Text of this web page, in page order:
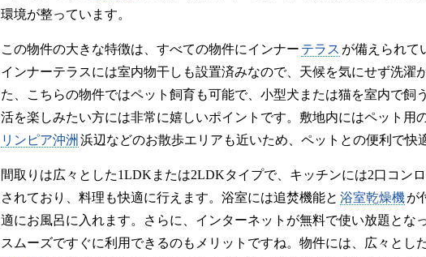
環境が整っています。
この物件の大きな特徴は、すべての物件にインナー テラス が備えられて
インナーテラスには室内物干しも設置済みなので、天候を気にせず洗濯
た、こちらの物件ではペット飼育も可能で、小型犬または猫を室内で飼
活を楽しみたい方には非常に嬉しいポイントです。敷地内にはペット用
リンピア沖洲 浜辺などのお散歩エリアも近いため、ペットとの便利で快
間取りは広々とした1LDKまたは2LDKタイプで、キッチンには2口コン
されており、料理も快適に行えます。浴室には追焚機能と 浴室乾燥機が
適にお風呂に入れます。さらに、インターネットが無料で使い放題とな
スムーズですぐに利用できるのもメリットですね。物件には、広々とし